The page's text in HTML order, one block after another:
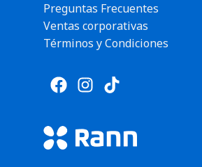
Preguntas Frecuentes
Ventas corporativas
Términos y Condiciones